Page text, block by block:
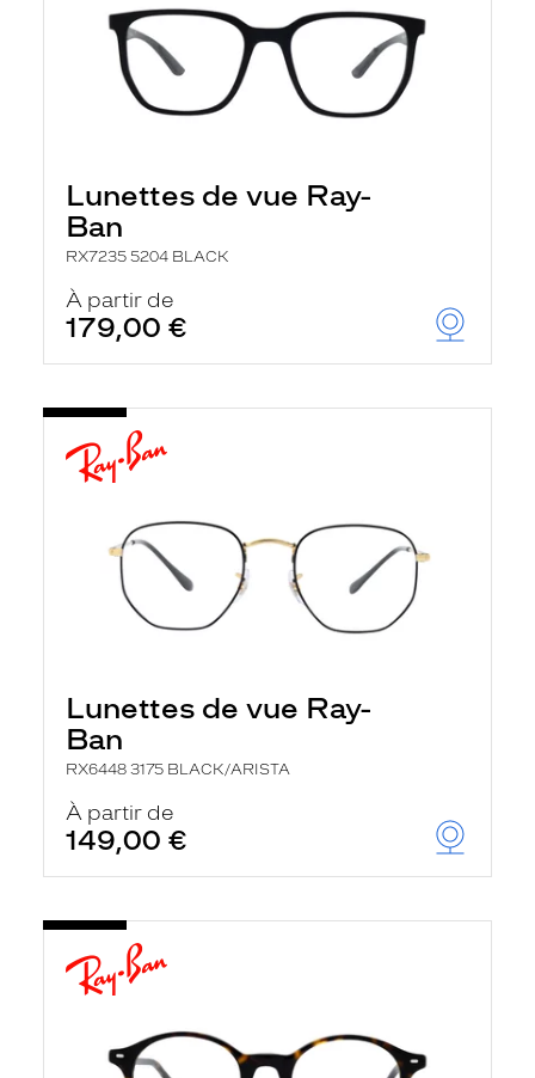
Lunettes de vue Ray-
Ban
RX7235 5204 BLACK
À partir de
179,00 €
Lunettes de vue Ray-
Ban
RX6448 3175 BLACK/ARISTA
À partir de
149,00 €